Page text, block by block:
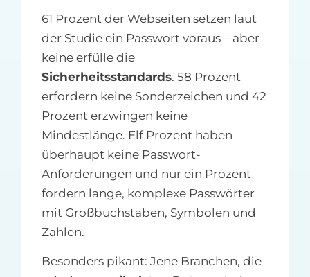
61 Prozent der Webseiten setzen laut
der Studie ein Passwort voraus – aber
keine erfülle die
Sicherheitsstandards. 58 Prozent
erfordern keine Sonderzeichen und 42
Prozent erzwingen keine
Mindestlänge. Elf Prozent haben
überhaupt keine Passwort-
Anforderungen und nur ein Prozent
fordern lange, komplexe Passwörter
mit Großbuchstaben, Symbolen und
Zahlen.
Besonders pikant: Jene Branchen, die